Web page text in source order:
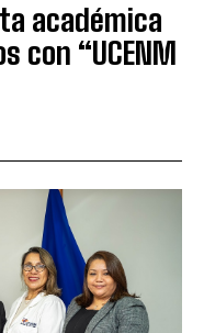
académica
con “UCENM